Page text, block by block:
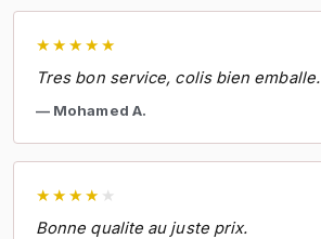
★ ★ ★ ★ ★
Tres bon service, colis bien emballe.
Mohamed A.
★ ★ ★ ★ ★
Bonne qualite au juste prix.